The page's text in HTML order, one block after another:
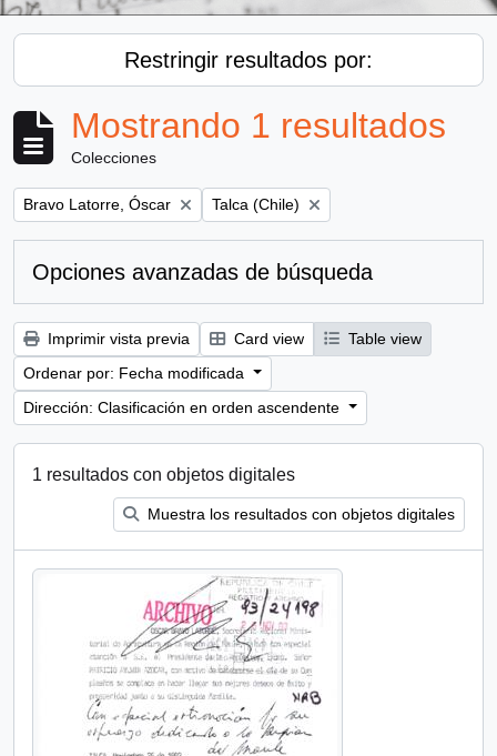
Restringir resultados por:
Mostrando 1 resultados
Colecciones
Remove filter:
Bravo Latorre, Óscar Remove filter:
Talca (Chile)
Opciones avanzadas de búsqueda
Imprimir vista previa Card view
Table view
Ordenar por: Fecha modificada
Dirección: Clasificación en orden ascendente
1 resultados con objetos digitales
Muestra los resultados con objetos digitales